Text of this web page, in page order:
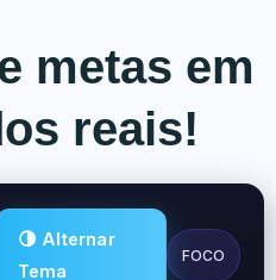
metas em
reais!
🌗 Alternar
Tema
FOCO